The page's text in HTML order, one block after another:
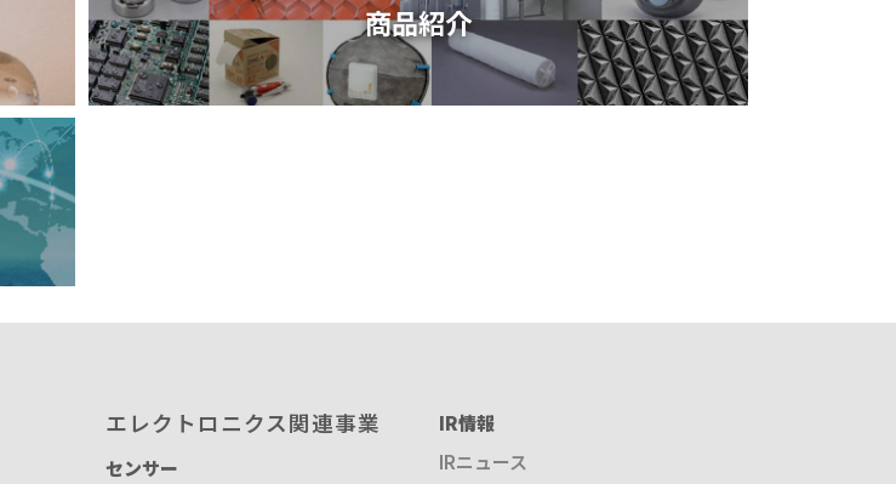
商品紹介
エレクトロニクス関連事業
センサー
IR情報
IRニュース